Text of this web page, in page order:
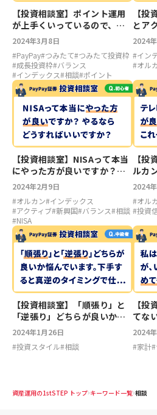
【投資相談室】ポイント運用
が上手くいっているので、資
産運用をはじめようかと思っ
ています。なにか注意点はあ
りますか？
2024年3月8日
#PayPay#つみたて#つみたて投資枠
#成長投資枠#バランス
#インデックス#相談#ポイント
【投
とア
ドが
2024
#イン
#オル
【投資相談室】NISAって本当
にやった方が良いですか？や
るならどうすればいいです
2024年2月9日
#オルカン#インデックス
#アクティブ#新興国#バランス#相談
#NISA
【投
ルカ
て話
て鵜
か？
2024
#オル
#投資
【投資相談室】「順張り」と
「逆張り」どちらが良いか悩
んでいます。下手すると真逆
のタイミングで仕掛けてしま
うこともあります。なにか改
2024年1月26日
#投資スタイル#相談
【投
てな
産運
しょ
2024
#家計#
資産運用の1stSTEP トップ キーワード一覧 相談